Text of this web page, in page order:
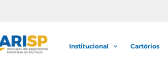
Institucional Cartórios